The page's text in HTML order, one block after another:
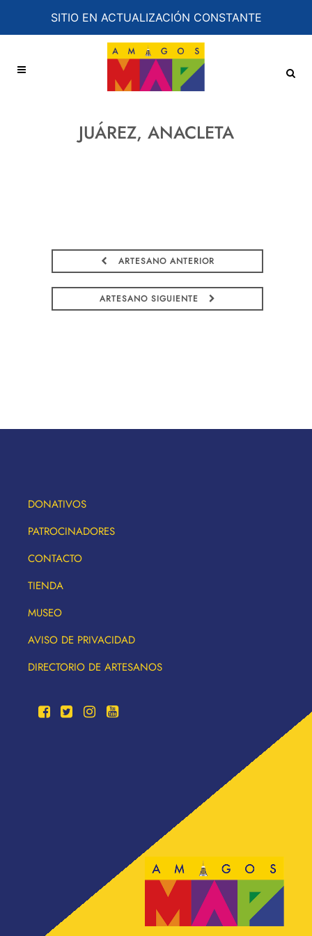
SITIO EN ACTUALIZACIÓN CONSTANTE
JUÁREZ, ANACLETA
ARTESANO ANTERIOR
ARTESANO SIGUIENTE
DONATIVOS
PATROCINADORES
CONTACTO
TIENDA
MUSEO
AVISO DE PRIVACIDAD
DIRECTORIO DE ARTESANOS